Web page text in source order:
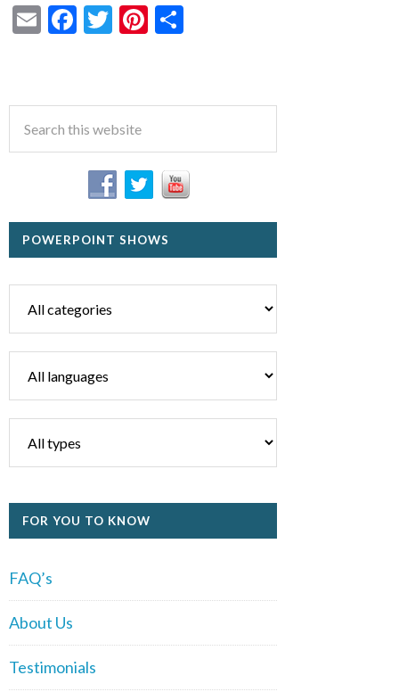
EmailFacebook
TwitterPinterest
POWERPOINT SHOWS
FOR YOU TO KNOW
FAQ’s
About Us
Testimonials